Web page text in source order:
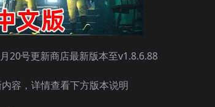
20号更新商店最新版本至v1.8.6.88
内容，详情查看下方版本说明